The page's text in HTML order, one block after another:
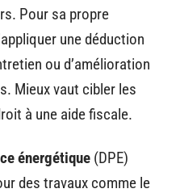
Pour sa propre
une déduction
ou d’amélioration
Mieux vaut cibler les
à une aide fiscale.
énergétique (DPE)
des travaux comme le